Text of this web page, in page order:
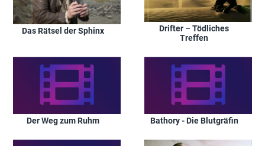
Das Rätsel der Sphinx
Drifter – Tödliches
Treffen
Der Weg zum Ruhm Bathory - Die Blutgräfin